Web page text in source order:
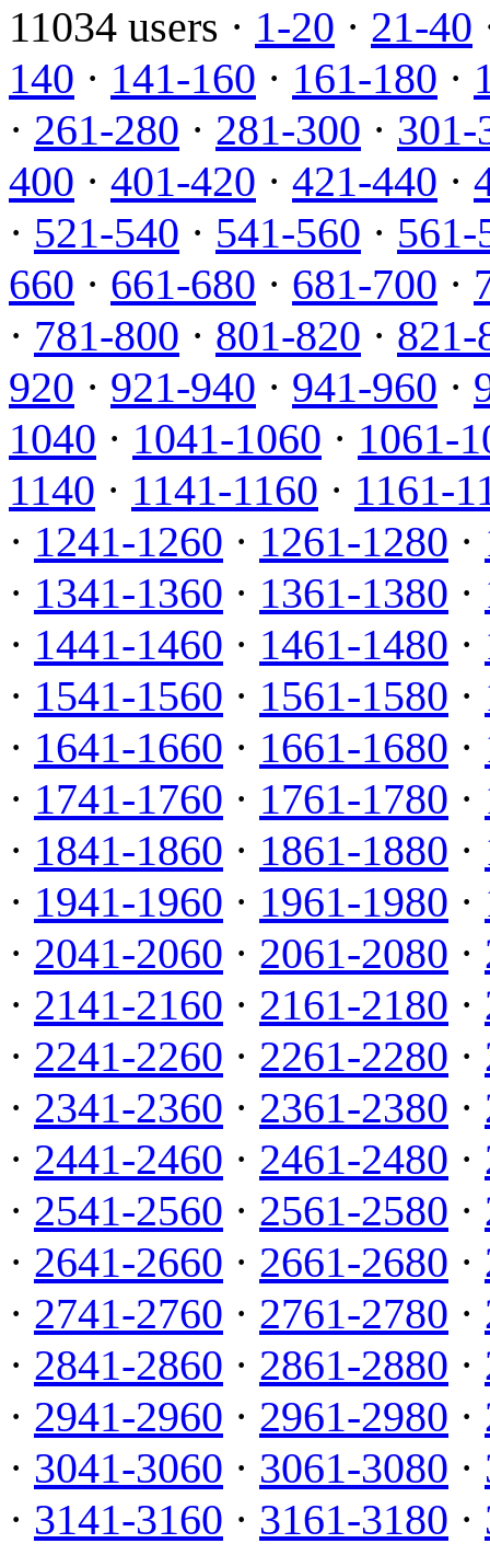
11034 users · 1-20 · 21-40
140 · 141-160 · 161-180 ·
· 261-280 · 281-300 · 301-
400 · 401-420 · 421-440 ·
· 521-540 · 541-560 · 561-
660 · 661-680 · 681-700 ·
· 781-800 · 801-820 · 821-
920 · 921-940 · 941-960 ·
1040 · 1041-1060 · 1061-
1140 · 1141-1160 · 1161-
· 1241-1260 · 1261-1280 ·
· 1341-1360 · 1361-1380 ·
· 1441-1460 · 1461-1480 ·
· 1541-1560 · 1561-1580 ·
· 1641-1660 · 1661-1680 ·
· 1741-1760 · 1761-1780 ·
· 1841-1860 · 1861-1880 ·
· 1941-1960 · 1961-1980 ·
· 2041-2060 · 2061-2080 ·
· 2141-2160 · 2161-2180 ·
· 2241-2260 · 2261-2280 ·
· 2341-2360 · 2361-2380 ·
· 2441-2460 · 2461-2480 ·
· 2541-2560 · 2561-2580 ·
· 2641-2660 · 2661-2680 ·
· 2741-2760 · 2761-2780 ·
· 2841-2860 · 2861-2880 ·
· 2941-2960 · 2961-2980 ·
· 3041-3060 · 3061-3080 ·
· 3141-3160 · 3161-3180 ·